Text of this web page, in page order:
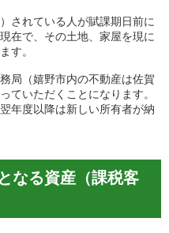
されている人が賦課期日前に
在で、その土地、家屋を現に
す。
局（嬉野市内の不動産は佐賀
ていただくことになります。
年度以降は新しい所有者が納
なる資産（課税客